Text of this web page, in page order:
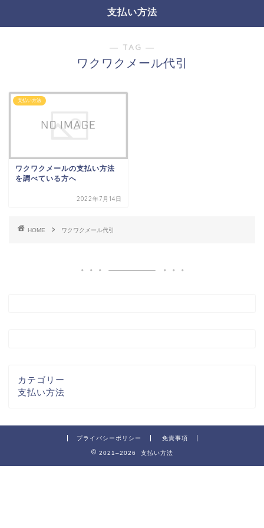
支払い方法
― TAG ―
ワクワクメール代引
支払い方法
ワクワクメールの支払い方法
を調べている方へ
2022年7月14日
HOME ワクワクメール代引
カテゴリー
支払い方法
プライバシーポリシー 免責事項
2021–2026 支払い方法